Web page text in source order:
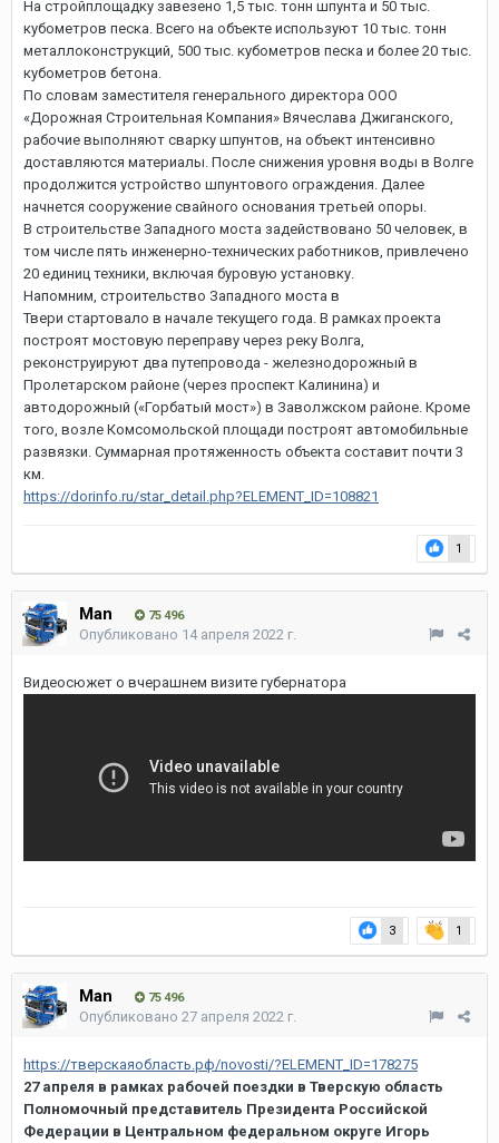
На стройплощадку завезено 1,5 тыс. тонн шпунта и 50 тыс.
кубометров песка. Всего на объекте используют 10 тыс. тонн
металлоконструкций, 500 тыс. кубометров песка и более 20 тыс.
кубометров бетона.
По словам заместителя генерального директора ООО
«Дорожная Строительная Компания» Вячеслава Джиганского,
рабочие выполняют сварку шпунтов, на объект интенсивно
доставляются материалы. После снижения уровня воды в Волге
продолжится устройство шпунтового ограждения. Далее
начнется сооружение свайного основания третьей опоры.
В строительстве Западного моста задействовано 50 человек, в
том числе пять инженерно-технических работников, привлечено
20 единиц техники, включая буровую установку.
Напомним, строительство Западного моста в
Твери стартовало в начале текущего года. В рамках проекта
построят мостовую переправу через реку Волга,
реконструируют два путепровода - железнодорожный в
Пролетарском районе (через проспект Калинина) и
автодорожный («Горбатый мост») в Заволжском районе. Кроме
того, возле Комсомольской площади построят автомобильные
развязки. Суммарная протяженность объекта составит почти 3
км.
https://dorinfo.ru/star_detail.php?ELEMENT_ID=108821
1
Man 75 496
Опубликовано 14 апреля 2022 г.
Видеосюжет о вчерашнем визите губернатора
3 1
Man 75 496
Опубликовано 27 апреля 2022 г.
https://тверскаяобласть.рф/novosti/?ELEMENT_ID=178275
27 апреля в рамках рабочей поездки в Тверскую область
Полномочный представитель Президента Российской
Федерации в Центральном федеральном округе Игорь